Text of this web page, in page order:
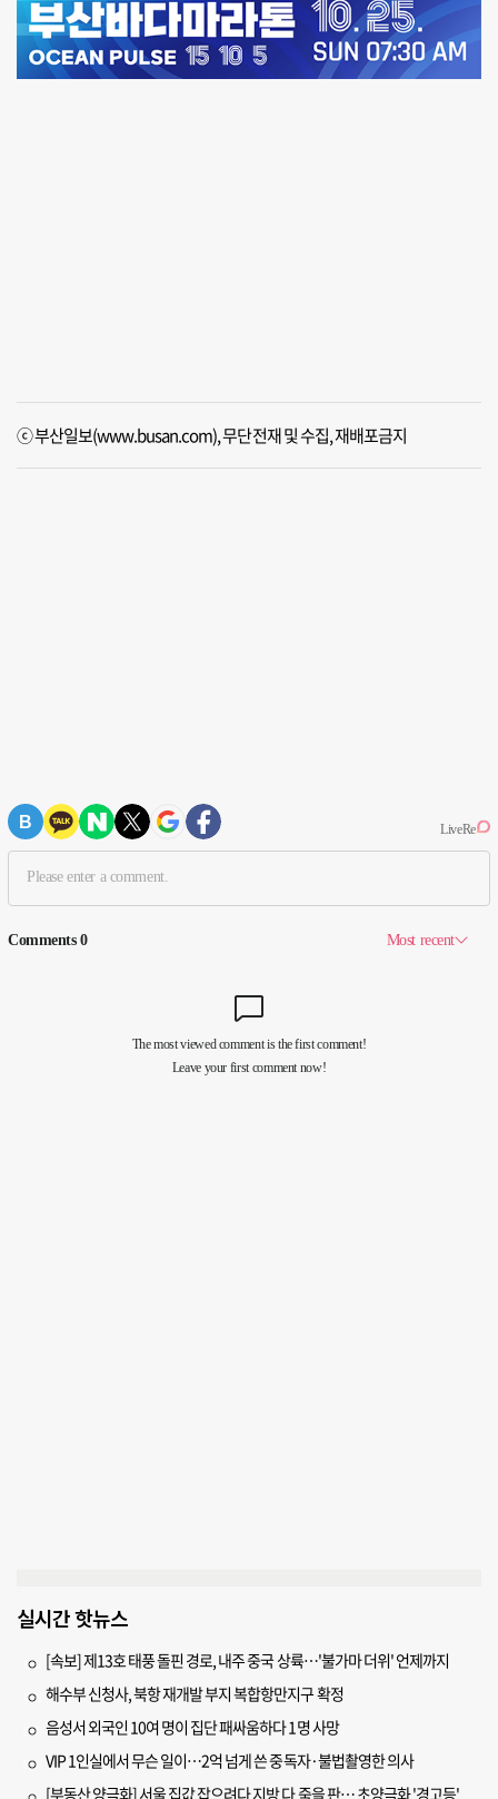
ⓒ 부산일보(www.busan.com), 무단전재 및 수집, 재배포금지
실시간 핫뉴스
[속보] 제13호 태풍 돌핀 경로, 내주 중국 상륙…'불가마 더위' 언제까지
해수부 신청사, 북항 재개발 부지 복합항만지구 확정
음성서 외국인 10여 명이 집단 패싸움하다 1명 사망
VIP 1인실에서 무슨 일이…2억 넘게 쓴 중독자·불법촬영한 의사
[부동산 양극화] 서울 집값 잡으려다 지방 다 죽을 판… 초양극화 '경고등'